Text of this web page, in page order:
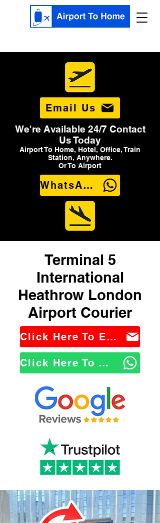
Email Us
We're Available 24/7 Contact
Us Today
Airport To Home, Hotel, Office, Train
Station, Anywhere.
Or To Airport
WhatsApp Us
Terminal 5
International
Heathrow London
Airport Courier
Click Here To Email Us
Click Here To WhatsApp Us